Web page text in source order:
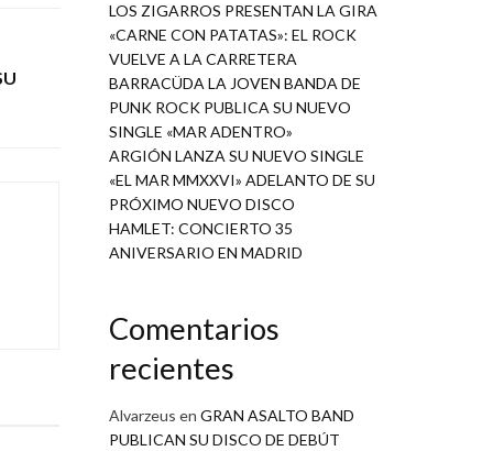
LOS ZIGARROS PRESENTAN LA GIRA
«CARNE CON PATATAS»: EL ROCK
VUELVE A LA CARRETERA
BARRACÜDA LA JOVEN BANDA DE
PUNK ROCK PUBLICA SU NUEVO
SINGLE «MAR ADENTRO»
ARGIÓN LANZA SU NUEVO SINGLE
«EL MAR MMXXVI» ADELANTO DE SU
PRÓXIMO NUEVO DISCO
HAMLET: CONCIERTO 35
ANIVERSARIO EN MADRID
Comentarios
recientes
Alvarzeus en GRAN ASALTO BAND
PUBLICAN SU DISCO DE DEBÚT